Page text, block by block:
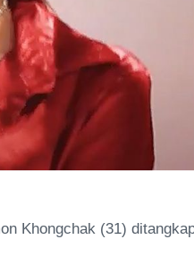
Khongchak (31)